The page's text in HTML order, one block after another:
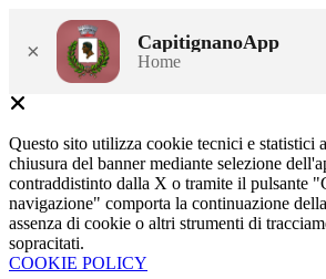
× CapitignanoApp
Home
Questo sito utilizza cookie tecnici e statistici
chiusura del banner mediante selezione
contraddistinto dalla X o tramite il pulsante
navigazione" comporta la continuazione
assenza di cookie o altri strumenti di
sopracitati.
COOKIE POLICY